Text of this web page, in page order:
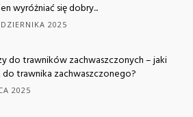
wyróżniać się dobry...
2025
do trawników zachwaszczonych – jaki
trawnika zachwaszczonego?
2025